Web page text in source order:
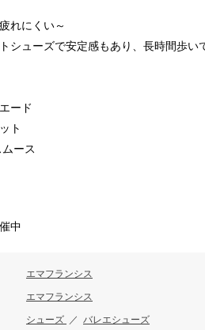
れにくい～
シューズで安定感もあり、長時間歩い
ード
ト
ース
中
エマフランシス
エマフランシス
シューズ ／ バレエシューズ